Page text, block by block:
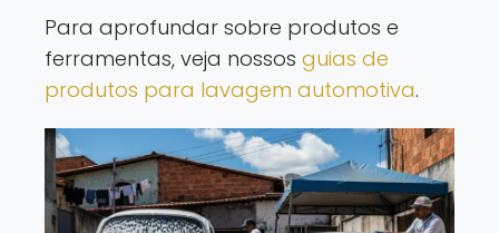
Para aprofundar sobre produtos e
ferramentas, veja nossos guias de
produtos para lavagem automotiva.